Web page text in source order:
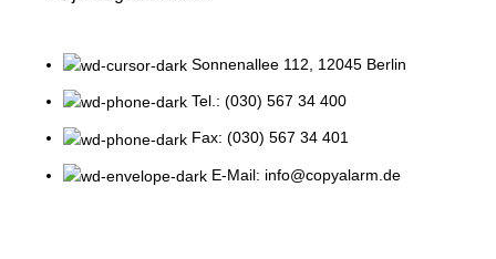
Sonnenallee 112, 12045 Berlin
Tel.: (030) 567 34 400
Fax: (030) 567 34 401
E-Mail: info@copyalarm.de